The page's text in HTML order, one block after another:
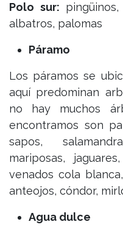
Polo sur:
albatros, palomas
Páramo
Los páramos se
aquí predominan
no hay muchos
encontramos son
sapos,
mariposas,
venados cola
anteojos, cóndor,
Agua dulce